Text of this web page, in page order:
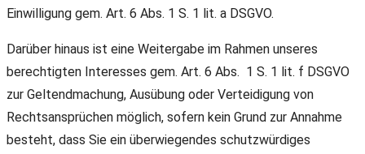
Einwilligung gem. Art. 6 Abs. 1 S. 1 lit. a DSGVO.
Darüber hinaus ist eine Weitergabe im Rahmen unseres
berechtigten Interesses gem. Art. 6 Abs. 1 S. 1 lit. f DSGVO
zur Geltendmachung, Ausübung oder Verteidigung von
Rechtsansprüchen möglich, sofern kein Grund zur Annahme
besteht, dass Sie ein überwiegendes schutzwürdiges